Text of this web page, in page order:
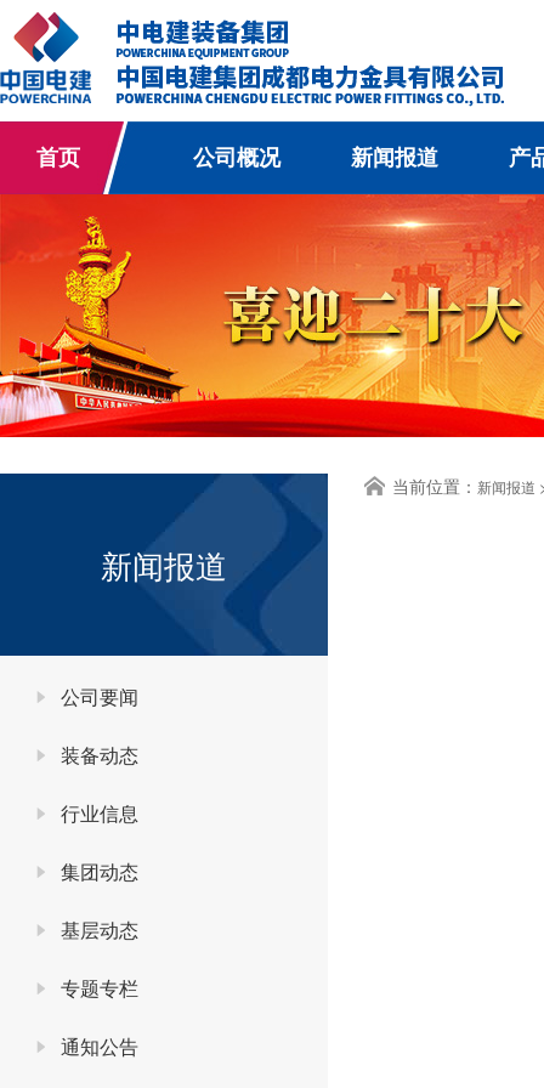
首页 公司概况 新闻报道 产
新闻报道
公司要闻
装备动态
行业信息
集团动态
基层动态
专题专栏
通知公告
当前位置： 新闻报道